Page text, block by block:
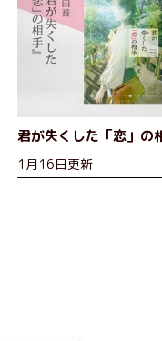
君が失くした「恋」
1月16日更新